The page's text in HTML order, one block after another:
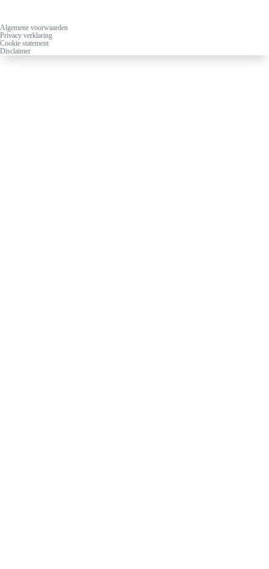
Algemene voorwaarden
Privacy verklaring
Cookie statement
Disclaimer